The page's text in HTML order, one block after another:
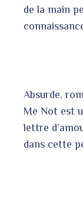
de la main
Absurde,
Me Not est
lettre
dans cette